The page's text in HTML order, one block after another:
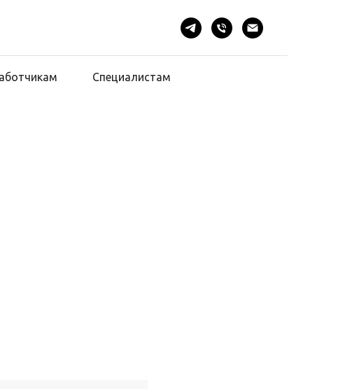
Специалистам